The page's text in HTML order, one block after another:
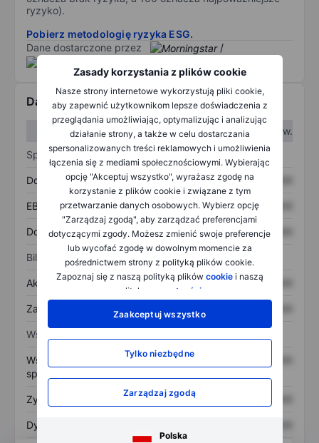
Zasady korzystania z plików cookie
Nasze strony internetowe wykorzystują pliki cookie,
aby zapewnić użytkownikom lepsze doświadczenia z
przeglądania umożliwiając, optymalizując i analizując
działanie strony, a także w celu dostarczania
spersonalizowanych treści reklamowych i umożliwienia
łączenia się z mediami społecznościowymi. Wybierając
opcję "Akceptuj wszystko", wyrażasz zgodę na
korzystanie z plików cookie i związane z tym
przetwarzanie danych osobowych. Wybierz opcję
"Zarządzaj zgodą", aby zarządzać preferencjami
dotyczącymi zgody. Możesz zmienić swoje preferencje
lub wycofać zgodę w dowolnym momencie za
pośrednictwem strony z polityką plików cookie.
Zapoznaj się z naszą polityką plików cookiei naszą
polityką
prywatności
Zaakceptuj wszystko
Tylko niezbędne
Zarządzaj zgodą
Polska
ryzyko).
Pobierz metodologię ryzyka ESG.
Dane dostarczone przez
/
Dane finansowe
W I kw.
W II kw.
Sprawozdanie z zysków
Dochód XXXXXXX XXXXXXX
EBITDA XXXXXXX XXXXXXX
Dochód netto XXXXXXX XXXXXXX
Bilans
Aktywa ogółem XXXXXXX XXXXXXX
Zadłużenie ogółem XXXXXXX
Wskaźniki
Współczynnik cena do
sprzedaży
XXXXXXX
Zysk na akcję XXXXXXX
Dywidenda na akcję